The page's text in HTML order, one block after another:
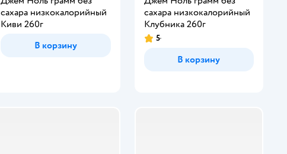
сахара низкокалорийный
Киви 260г
В корзину
сахара низкокалорийный
Клубника 260г
Рейтинг:
5
В корзину